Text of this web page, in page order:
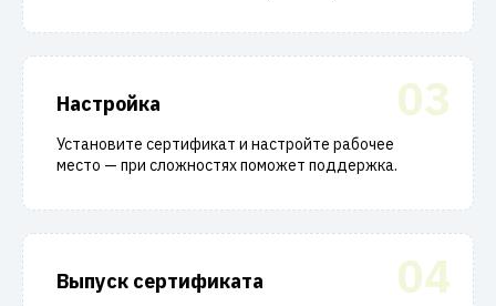
03
Настройка
Установите сертификат и настройте рабочее
место — при сложностях поможет поддержка.
04
Выпуск сертификата